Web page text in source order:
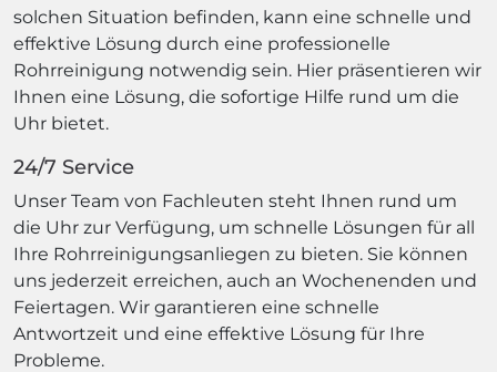
solchen Situation befinden, kann eine schnelle und
effektive Lösung durch eine professionelle
Rohrreinigung notwendig sein. Hier präsentieren wir
Ihnen eine Lösung, die sofortige Hilfe rund um die
Uhr bietet.
24/7 Service
Unser Team von Fachleuten steht Ihnen rund um
die Uhr zur Verfügung, um schnelle Lösungen für all
Ihre Rohrreinigungsanliegen zu bieten. Sie können
uns jederzeit erreichen, auch an Wochenenden und
Feiertagen. Wir garantieren eine schnelle
Antwortzeit und eine effektive Lösung für Ihre
Probleme.